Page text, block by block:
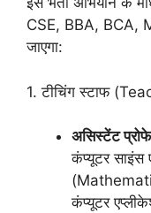
CSE, BBA, BCA,
जाएगा:
1. टीचिंग स्टाफ
असिस्टेंट
कंप्यूटर साइंस
कंप्यूटर